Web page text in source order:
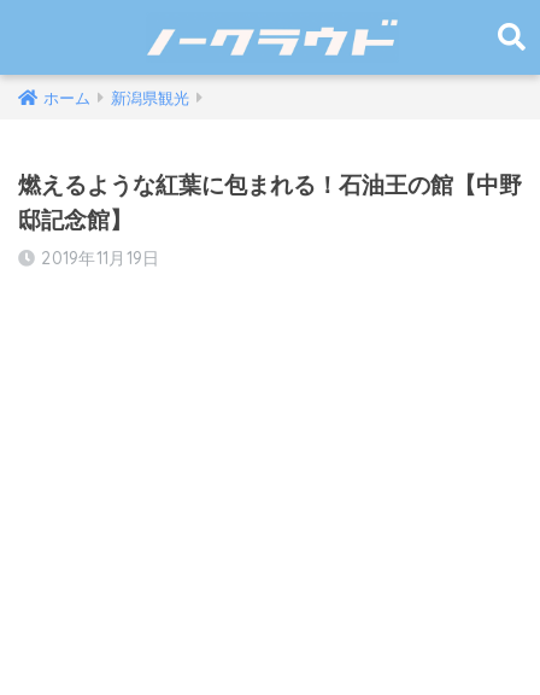
ホーム 新潟県観光
燃えるような紅葉に包まれる！石油王の館【中野
邸記念館】
2019年11月19日